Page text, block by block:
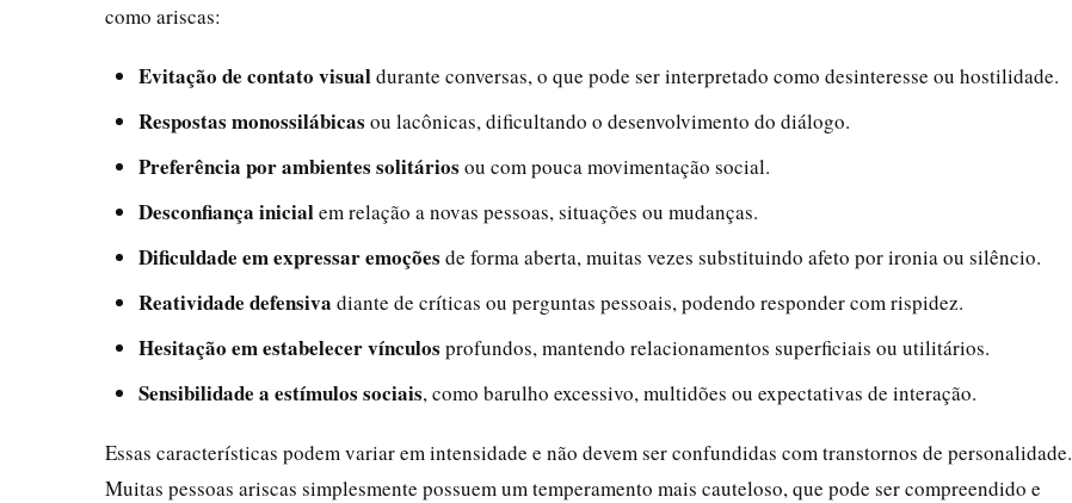
como ariscas:
Evitação de contato visualdurante conversas, o que pode ser interpretado como desinteresse ou hostilidade.
Respostas monossilábicas ou lacônicas, dificultando o desenvolvimento do diálogo.
Preferência por ambientes solitários ou com pouca movimentação social.
Desconfiança inicialem relação a novas pessoas, situações ou mudanças.
Dificuldade em expressar emoções de forma aberta, muitas vezes substituindo afeto por ironia ou silêncio.
Reatividade defensiva diante de críticas ou perguntas pessoais, podendo responder com rispidez.
Hesitação em estabelecer vínculos profundos, mantendo relacionamentos superficiais ou utilitários.
Sensibilidade a estímulos sociais, como barulho excessivo, multidões ou expectativas de interação.
Essas características podem variar em intensidade e não devem ser confundidas com transtornos de personalidade.
Muitas pessoas ariscas simplesmente possuem um temperamento mais cauteloso, que pode ser compreendido e